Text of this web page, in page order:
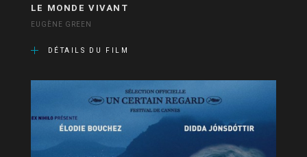
LE MONDE VIVANT
EUGÈNE GREEN
DÉTAILS DU FILM